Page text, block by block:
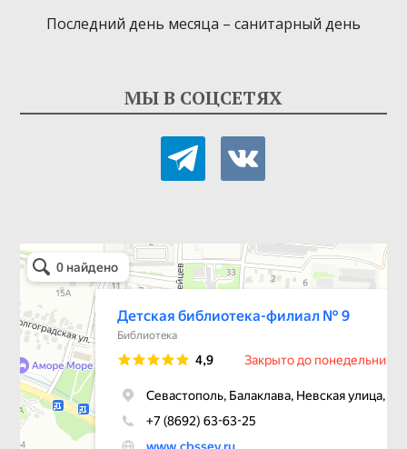
Последний день месяца – санитарный день
МЫ В СОЦСЕТЯХ
telegramvkontakte
Детская библиотека-филиал № 9
Библиотека в Севастополе